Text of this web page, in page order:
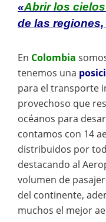
«Abrir los cielos
de las
En Colombia
tenemos una
para el transporte
provechoso que
océanos para
contamos con 14
distribuidos por
destacando al
volumen de
del continente,
muchos el mejor